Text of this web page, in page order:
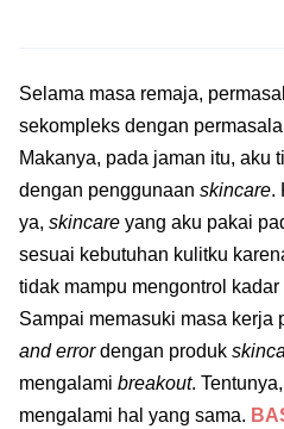
Selama masa remaja,
sekompleks dengan
Makanya, pada jaman itu, aku
dengan penggunaan skincare.
ya, skincare yang aku pakai
sesuai kebutuhan kulitku
tidak mampu mengontrol
Sampai memasuki masa kerja
and errordengan produk
mengalami breakout.
mengalami hal yang sama.